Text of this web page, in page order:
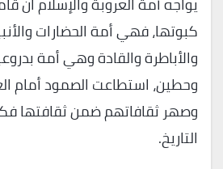
كبوتها، فهي أمة الحضارات
والأباطرة والقادة وهي أمة
وحطين، استطاعت الصمود أمام
وصهر ثقافاتهم ضمن ثقافتها
التاريخ.